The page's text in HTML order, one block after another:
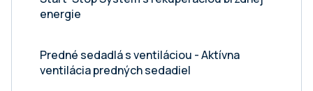
energie
Predné sedadlá s ventiláciou - Aktívna
ventilácia predných sedadiel